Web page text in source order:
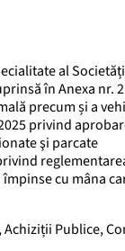
al
în Anexa nr.
precum și a
privind
şi parcate
cu mâna
Publice,